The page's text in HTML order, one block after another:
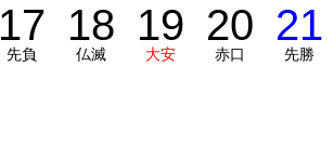
17
先負
18
仏滅
19
大安
20
赤口
21
先勝